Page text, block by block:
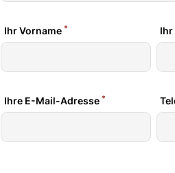
Ihr Vorname * Ihr
Ihre E-Mail-Adresse *